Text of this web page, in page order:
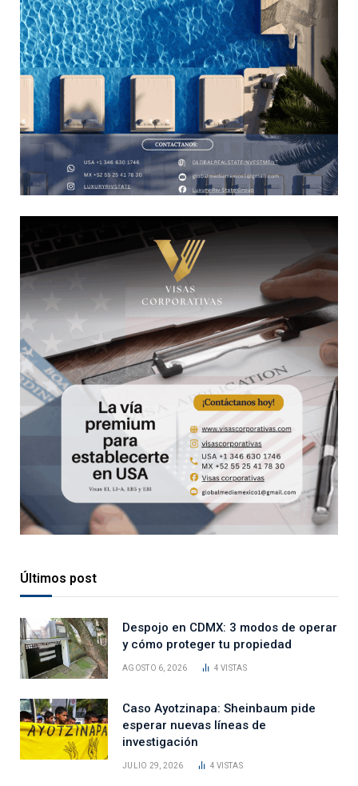
Últimos post
Despojo en CDMX: 3 modos de operar
y cómo proteger tu propiedad
AGOSTO 6, 2026 4VISTAS
Caso Ayotzinapa: Sheinbaum pide
esperar nuevas líneas de
investigación
JULIO 29, 2026 4VISTAS